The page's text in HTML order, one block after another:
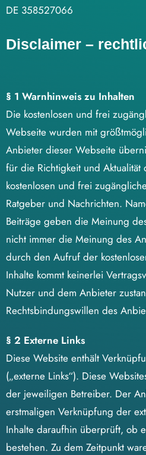
DE 358527066
Disclaimer –
§ 1 Warnhinweis zu Inhalten
Die kostenlosen und frei
Webseite wurden mit
Anbieter dieser Webseite
für die Richtigkeit und
kostenlosen und frei
Ratgeber und Nachrichten.
Beiträge geben die Meinung
nicht immer die Meinung des
durch den Aufruf der
Inhalte kommt keinerlei
Nutzer und dem Anbieter
Rechtsbindungswillen des
§ 2 Externe Links
Diese Website enthält
(„externe Links“). Diese
der jeweiligen Betreiber. Der
erstmaligen Verknüpfung der
Inhalte daraufhin überprüft, ob
bestehen. Zu dem Zeitpunkt